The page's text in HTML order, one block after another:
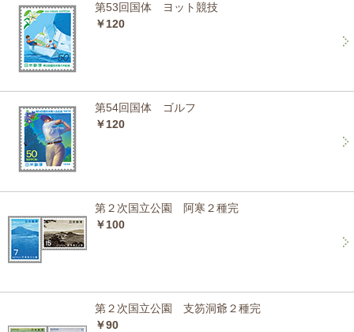
第53回国体 ヨット競技
￥120
第54回国体 ゴルフ
￥120
第２次国立公園 阿寒２種完
￥100
第２次国立公園 支笏洞爺２種完
￥90